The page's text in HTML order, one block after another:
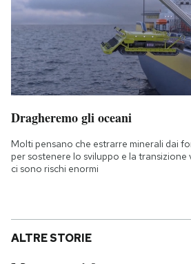
Dragheremo gli oceani
Molti pensano che estrarre minerali dai
per sostenere lo sviluppo e la transizione
ci sono rischi enormi
ALTRE STORIE